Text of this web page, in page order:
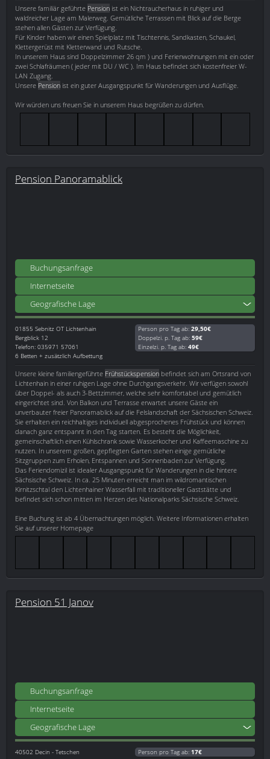
Unsere familiär geführte Pension ist ein Nichtraucherhaus in ruhiger und
waldreicher Lage am Malerweg. Gemütliche Terrassen mit Blick auf die Berge
stehen allen Gästen zur Verfügung.
Für Kinder haben wir einen Spielplatz mit Tischtennis, Sandkasten, Schaukel,
Klettergerüst mit Kletterwand und Rutsche.
In unserem Haus sind Doppelzimmer 26 qm ) und Ferienwohnungen mit ein oder
zwei Schlafräumen ( jeder mit DU / WC ). Im Haus befindet sich kostenfreier W-
LAN Zugang.
Unsere Pension ist ein guter Ausgangspunkt für Wanderungen und Ausflüge.
Wir würden uns freuen Sie in unserem Haus begrüßen zu dürfen.
Pension Panoramablick
Buchungsanfrage
Internetseite
Geografische Lage
01855 Sebnitz OT Lichtenhain
Bergblick 12
Telefon: 035971 57061
6 Betten + zusätzlich Aufbettung
Person pro Tag ab: 29,50€
Doppelzi. p. Tag ab: 59€
Einzelzi. p. Tag ab: 49€
Unsere kleine familiengeführte Frühstückspension befindet sich am Ortsrand von
Lichtenhain in einer ruhigen Lage ohne Durchgangsverkehr. Wir verfügen sowohl
über Doppel- als auch 3-Bettzimmer, welche sehr komfortabel und gemütlich
eingerichtet sind. Von Balkon und Terrasse erwartet unsere Gäste ein
unverbauter freier Panoramablick auf die Felslandschaft der Sächsischen Schweiz.
Sie erhalten ein reichhaltiges individuell abgesprochenes Frühstück und können
danach ganz entspannt in den Tag starten. Es besteht die Möglichkeit,
gemeinschaftlich einen Kühlschrank sowie Wasserkocher und Kaffeemaschine zu
nutzen. In unserem großen, gepflegten Garten stehen einige gemütliche
Sitzgruppen zum Erholen, Entspannen und Sonnenbaden zur Verfügung.
Das Feriendomizil ist idealer Ausgangspunkt für Wanderungen in die hintere
Sächsische Schweiz. In ca. 25 Minuten erreicht man im wildromantischen
Kirnitzschtal den Lichtenhainer Wasserfall mit traditioneller Gaststätte und
befindet sich schon mitten im Herzen des Nationalparks Sächsische Schweiz.
Eine Buchung ist ab 4 Übernachtungen möglich. Weitere Informationen erhalten
Sie auf unserer Homepage
Pension 51 Janov
Buchungsanfrage
Internetseite
Geografische Lage
40502 Decin - Tetschen
Person pro Tag ab: 17€